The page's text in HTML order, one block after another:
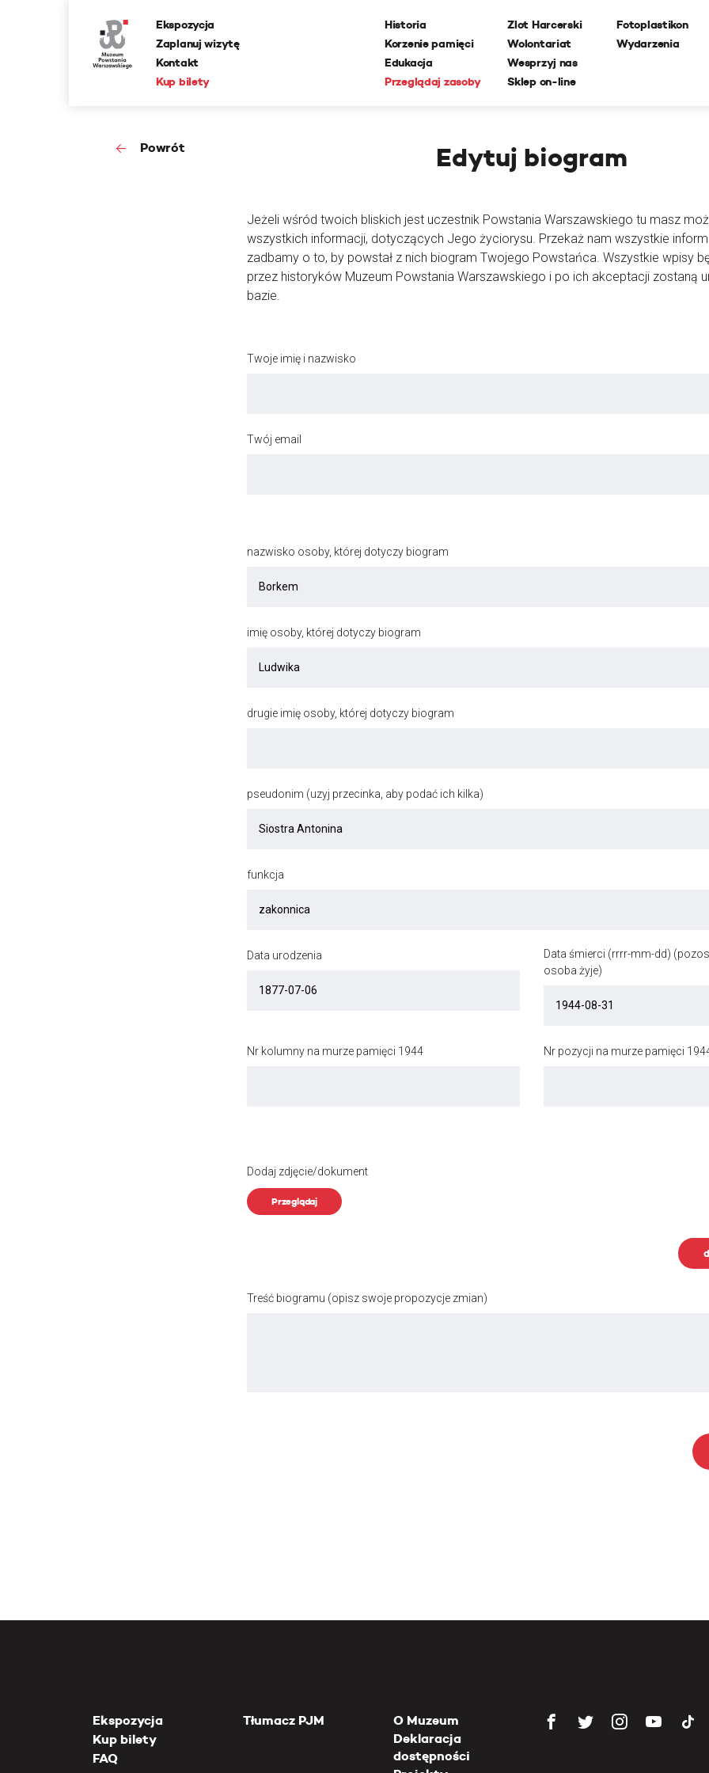
Ekspozycja
Zaplanuj wizytę
Kontakt
Kup bilety
Historia
Korzenie pamięci
Edukacja
Przeglądaj zasoby
Zlot Harcerski
Wolontariat
Wesprzyj nas
Sklep on-line
Fotoplastikon
Wydarzenia
Powrót Edytuj biogram
Jeżeli wśród twoich bliskich jest uczestnik Powstania Warszawskiego tu masz
wszystkich informacji, dotyczących Jego życiorysu. Przekaż nam wszystkie
zadbamy o to, by powstał z nich biogram Twojego Powstańca. Wszystkie wpisy
przez historyków Muzeum Powstania Warszawskiego i po ich akceptacji zostaną
bazie.
Twoje imię i nazwisko
Twój email
nazwisko osoby, której dotyczy biogram
imię osoby, której dotyczy biogram
drugie imię osoby, której dotyczy biogram
pseudonim (uzyj przecinka, aby podać ich kilka)
funkcja
Data urodzenia
Data śmierci (rrrr-mm-dd)
osoba żyje)
Nr kolumny na murze pamięci 1944 Nr pozycji na murze pamięci
Dodaj zdjęcie/dokument
Przeglądaj
Treść biogramu (opisz swoje propozycje zmian)
Ekspozycja
Kup bilety
FAQ
Tłumacz PJM
O Muzeum
Deklaracja
dostępności